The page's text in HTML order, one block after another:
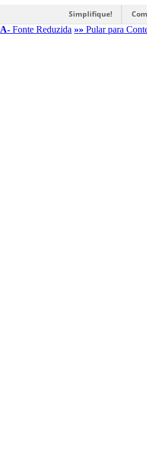
Simplifique!
A- Fonte Reduzida »» Pular para